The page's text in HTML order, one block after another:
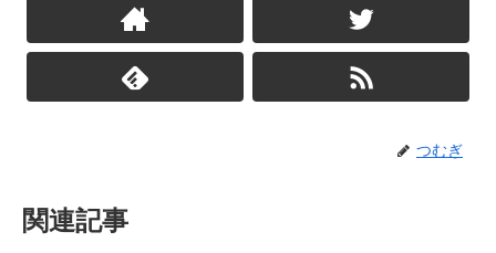
つむぎ
関連記事